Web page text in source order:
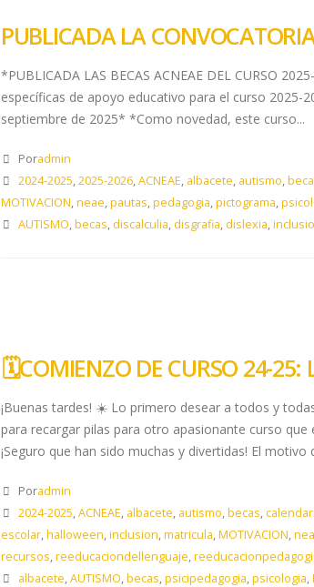
PUBLICADA LA
*PUBLICADA LAS BECAS ACNEAE DEL CURSO
específicas de apoyo educativo para el curso 2025-
septiembre de 2025* *Como novedad, este curso...
Poradmin
2024-2025,2025-2026,ACNEAE, albacete, autismo,
MOTIVACION,neae,pautas,pedagogia,pictograma,
AUTISMO,becas, discalculia, disgrafia, dislexia,
🗓️​COMIENZO DE CURSO 24-25:
¡Buenas tardes! ☀️ Lo primero desear a todos y
para recargar pilas para otro apasionante curso
¡Seguro que han sido muchas y divertidas! El motivo
Poradmin
2024-2025,ACNEAE, albacete, autismo,becas,
escolar,halloween,inclusion,matricula,MOTIVACION,
recursos,reeducaciondellenguaje,
albacete,AUTISMO,becas,psicipedagogia,psicologia,